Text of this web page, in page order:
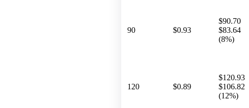
90 $0.93
$90.70
$83.64
(8%)
120 $0.89
$120.93
$106.82
(12%)